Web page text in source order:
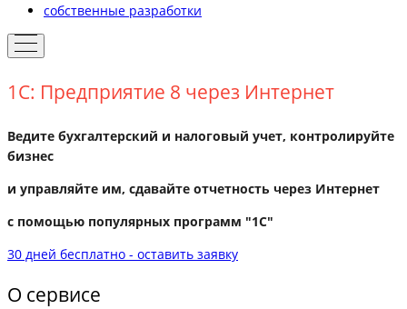
собственные разработки
1С: Предприятие 8 через Интернет
Ведите бухгалтерский и налоговый учет, контролируйте
бизнес
и управляйте им, сдавайте отчетность через Интернет
с помощью популярных программ "1С"
30 дней бесплатно - оставить заявку
О сервисе